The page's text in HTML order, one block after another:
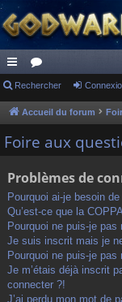
ac
co
ur
s
or
u
Rechercher
Accueil du forum
Foire aux
Problèmes de
Pourquoi ai-je besoin de
Qu’est-ce que la
Pourquoi ne puis-je pas
Je suis inscrit mais je
Pourquoi ne puis-je pas
Je m’étais déjà inscrit
connecter ?!
J’ai perdu mon mot de